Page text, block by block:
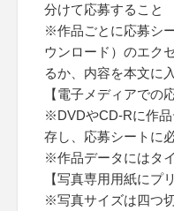
分けて応募すること
※作品ごとに応募シ
ウンロード）のエク
るか、内容を本文に
【電子メディアでの
※DVDやCD-Rに作品
存し、応募シートに
※作品データにはタ
【写真専用用紙にプ
※写真サイズは四つ